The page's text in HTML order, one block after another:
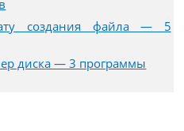
создания файла — 5
диска — 3 программы